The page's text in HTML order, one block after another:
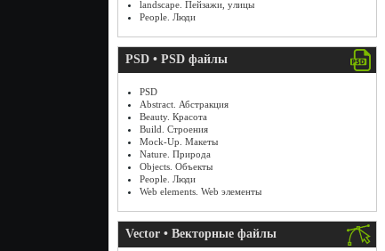
landscape. Пейзажи, улицы
People. Люди
PSD • PSD файлы
PSD
Abstract. Абстракция
Beauty. Красота
Build. Строения
Mock-Up. Макеты
Nature. Природа
Objects. Объекты
People. Люди
Web elements. Web элементы
Vector • Векторные файлы